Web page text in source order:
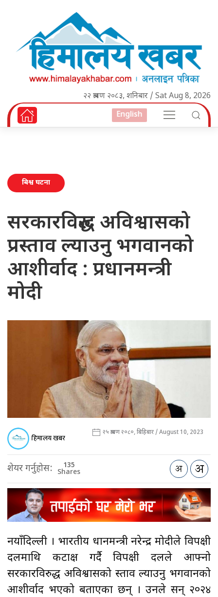
२२ श्रावण २०८३, शनिबार / Sat Aug 8, 2026
English
बिश्व घटना
सरकारविरुद्ध अविश्वासको
प्रस्ताव ल्याउनु भगवानको
आशीर्वाद : प्रधानमन्त्री
मोदी
हिमालय खबर २५ श्रावण २०८०, बिहिबार / August 10, 2023
शेयर गर्नुहोस: 135
Shares
नयाँदिल्ली । भारतीय प्रधानमन्त्री नरेन्द्र मोदीले विपक्षी
दलमाथि कटाक्ष गर्दै विपक्षी दलले आफ्नो
सरकारविरुद्ध अविश्वासको प्रस्ताव ल्याउनु भगवानको
आशीर्वाद भएको बताएका छन् । उनले सन् २०२४